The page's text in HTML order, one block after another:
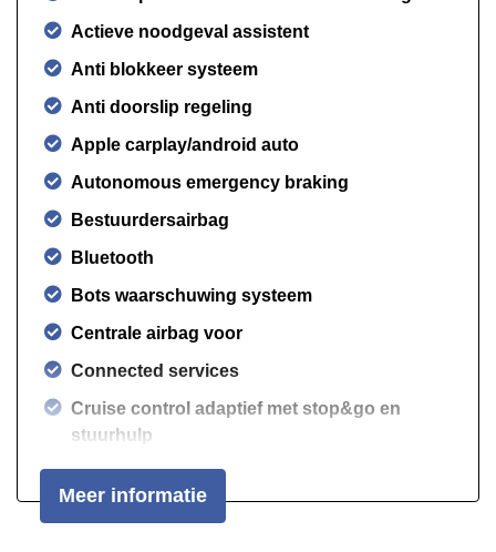
Actieve noodgeval assistent
Anti blokkeer systeem
Anti doorslip regeling
Apple carplay/android auto
Autonomous emergency braking
Bestuurdersairbag
Bluetooth
Bots waarschuwing systeem
Centrale airbag voor
Connected services
Cruise control adaptief met stop&go en
stuurhulp
Dodehoek detectie
Meer informatie